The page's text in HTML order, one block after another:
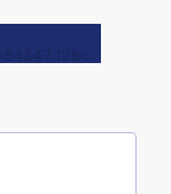
命。这起事
么可怕？而